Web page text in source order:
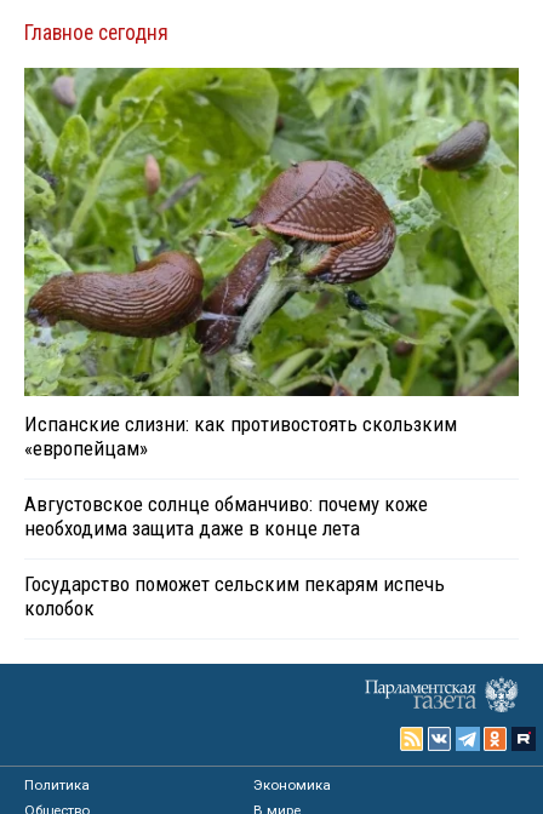
Главное сегодня
Испанские слизни: как противостоять скользким
«европейцам»
Августовское солнце обманчиво: почему коже
необходима защита даже в конце лета
Государство поможет сельским пекарям испечь
колобок
Политика
Экономика